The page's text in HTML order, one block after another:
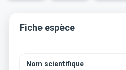
Fiche espèce
Nom scientifique